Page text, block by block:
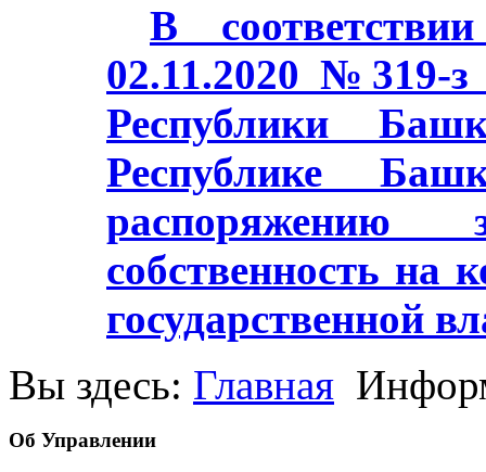
В
02.11.2020 №319-
Республики
Республике
распоряжению
собственность на
государственной
Вы здесь: Главная
Об Управлении